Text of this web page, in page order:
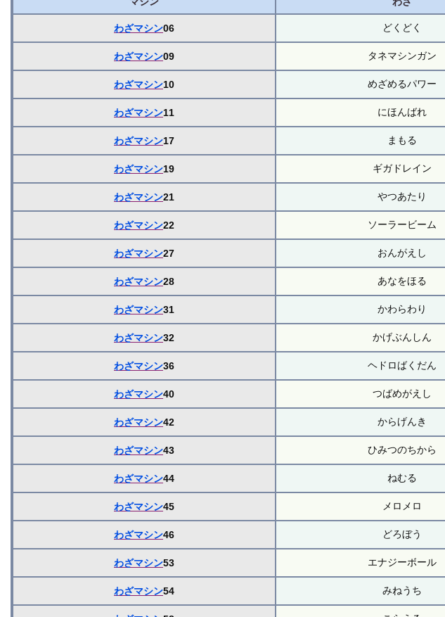
わざマシン06 どくどく
わざマシン09 タネマシンガン
わざマシン10 めざめるパワー
わざマシン11 にほんばれ
わざマシン17 まもる
わざマシン19 ギガドレイン
わざマシン21 やつあたり
わざマシン22 ソーラービーム
わざマシン27 おんがえし
わざマシン28 あなをほる
わざマシン31 かわらわり
わざマシン32 かげぶんしん
わざマシン36 ヘドロばくだん
わざマシン40 つばめがえし
わざマシン42 からげんき
わざマシン43 ひみつのちから
わざマシン44 ねむる
わざマシン45 メロメロ
わざマシン46 どろぼう
わざマシン53 エナジーボール
わざマシン54 みねうち